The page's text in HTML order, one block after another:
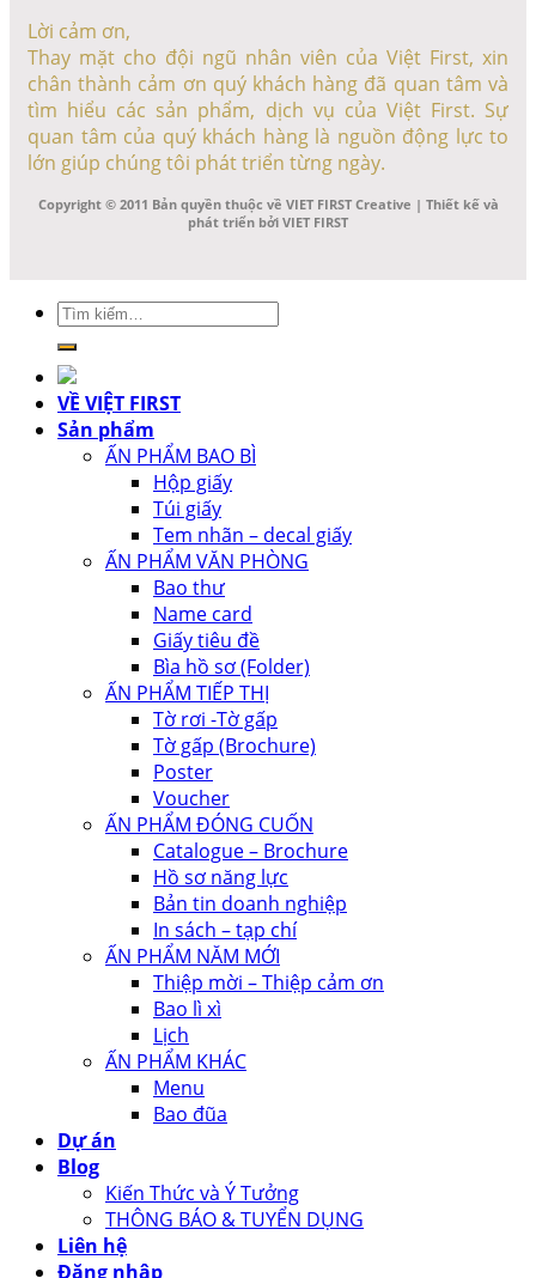
Lời cảm ơn,
Thay mặt cho đội ngũ nhân viên của Việt First, xin
chân thành cảm ơn quý khách hàng đã quan tâm và
tìm hiểu các sản phẩm, dịch vụ của Việt First. Sự
quan tâm của quý khách hàng là nguồn động lực to
lớn giúp chúng tôi phát triển từng ngày.
Copyright © 2011 Bản quyền thuộc về VIET FIRST Creative | Thiết kế và
phát triển bởi VIET FIRST
Tìm
kiếm:
VỀ VIỆT FIRST
Sản phẩm
ẤN PHẨM BAO BÌ
Hộp giấy
Túi giấy
Tem nhãn – decal giấy
ẤN PHẨM VĂN PHÒNG
Bao thư
Name card
Giấy tiêu đề
Bìa hồ sơ (Folder)
ẤN PHẨM TIẾP THỊ
Tờ rơi -Tờ gấp
Tờ gấp (Brochure)
Poster
Voucher
ẤN PHẨM ĐÓNG CUỐN
Catalogue – Brochure
Hồ sơ năng lực
Bản tin doanh nghiệp
In sách – tạp chí
ẤN PHẨM NĂM MỚI
Thiệp mời – Thiệp cảm ơn
Bao lì xì
Lịch
ẤN PHẨM KHÁC
Menu
Bao đũa
Dự án
Blog
Kiến Thức và Ý Tưởng
THÔNG BÁO & TUYỂN DỤNG
Liên hệ
Đăng nhập